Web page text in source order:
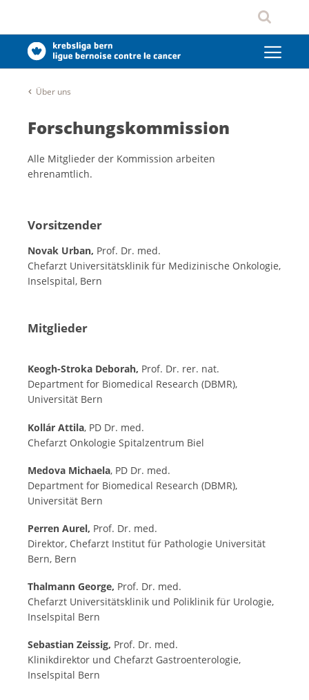
Über uns
Forschungskommission
Alle Mitglieder der Kommission arbeiten
ehrenamtlich.
Vorsitzender
Novak Urban, Prof. Dr. med.
Chefarzt Universitätsklinik für Medizinische Onkologie,
Inselspital, Bern
Mitglieder
Keogh-Stroka Deborah, Prof. Dr. rer. nat.
Department for Biomedical Research (DBMR),
Universität Bern
Kollár Attila, PD Dr. med.
Chefarzt Onkologie Spitalzentrum Biel
Medova Michaela, PD Dr. med.
Department for Biomedical Research (DBMR),
Universität Bern
Perren Aurel, Prof. Dr. med.
Direktor, Chefarzt Institut für Pathologie Universität
Bern, Bern
Thalmann George, Prof. Dr. med.
Chefarzt Universitätsklinik und Poliklinik für Urologie,
Inselspital Bern
Sebastian Zeissig, Prof. Dr. med.
Klinikdirektor und Chefarzt Gastroenterologie,
Inselspital Bern